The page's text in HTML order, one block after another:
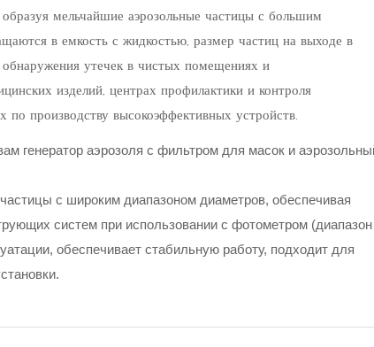
мельчайшие аэрозольные частицы с большим
в емкость с жидкостью, размер частиц на выходе в
утечек в чистых помещениях и
изделий, центрах профилактики и контроля
производству высокоэффективных устройств.
с широким диапазоном диаметров, обеспечивая
систем при использовании с фотометром (диапазон
обеспечивает стабильную работу, подходит для